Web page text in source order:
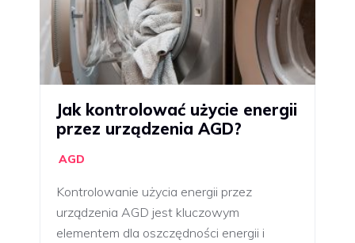
Jak kontrolować użycie energii
przez urządzenia AGD?
AGD
Kontrolowanie użycia energii przez
urządzenia AGD jest kluczowym
elementem dla oszczędności energii i